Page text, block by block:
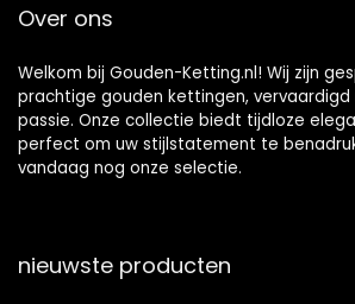
Over ons
Welkom bij Gouden-Ketting.nl! Wij zijn
prachtige gouden kettingen,
passie. Onze collectie biedt tijdloze
perfect om uw stijlstatement te
vandaag nog onze selectie.
nieuwste producten